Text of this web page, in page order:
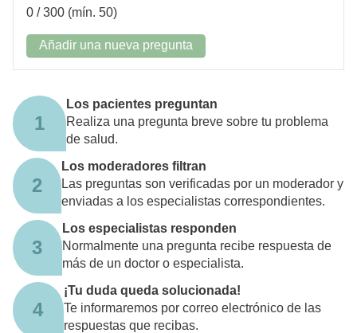
0 / 300 (mín. 50)
Añadir una nueva pregunta
1
Los pacientes preguntan
Realiza una pregunta breve sobre tu problema
de salud.
2
Los moderadores filtran
Las preguntas son verificadas por un moderador y
enviadas a los especialistas correspondientes.
3
Los especialistas responden
Normalmente una pregunta recibe respuesta de
más de un doctor o especialista.
4
¡Tu duda queda solucionada!
Te informaremos por correo electrónico de las
respuestas que recibas.